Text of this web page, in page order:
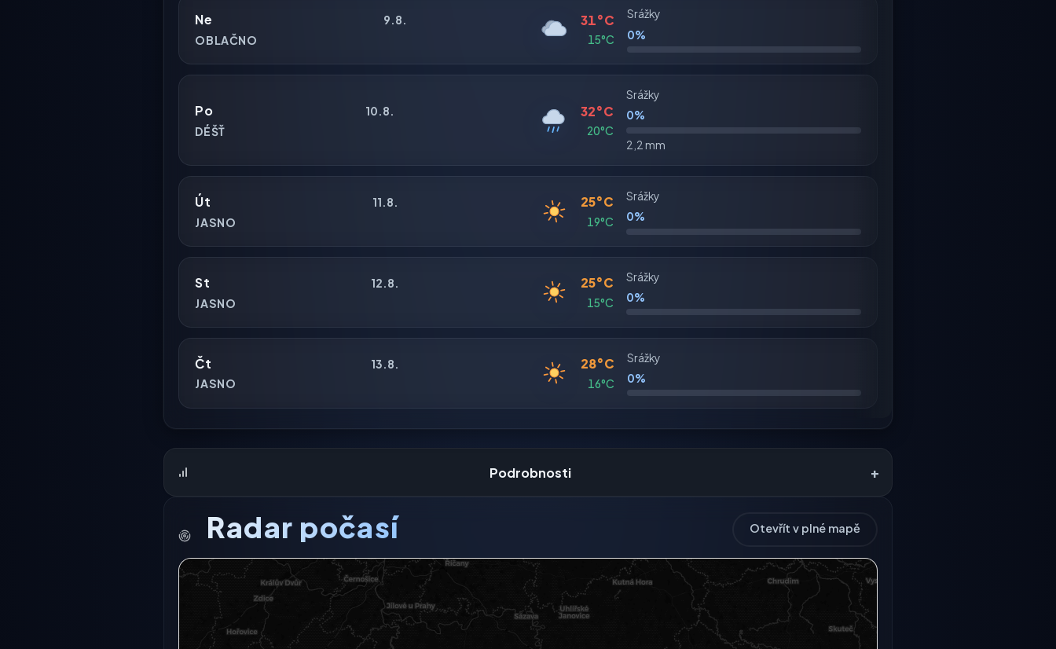
Ne
9.8.
OBLAČNO
31°C
15°C
Srážky
0%
Po
10.8.
DÉŠŤ
32°C
20°C
Srážky
0%
2,2 mm
Út
11.8.
JASNO
25°C
19°C
Srážky
0%
St
12.8.
JASNO
25°C
15°C
Srážky
0%
Čt
13.8.
JASNO
28°C
16°C
Srážky
0%
Podrobnosti +
Radar počasí Otevřít v plné mapě
Radarový snímek momentálně není dostupný.